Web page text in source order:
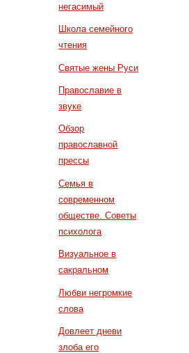
негасимый
Школа семейного
чтения
Святые жены Руси
Православие в
звуке
Обзор
православной
прессы
Семья в
современном
обществе. Советы
психолога
Визуальное в
сакральном
Любви негромкие
слова
Довлеет дневи
злоба его